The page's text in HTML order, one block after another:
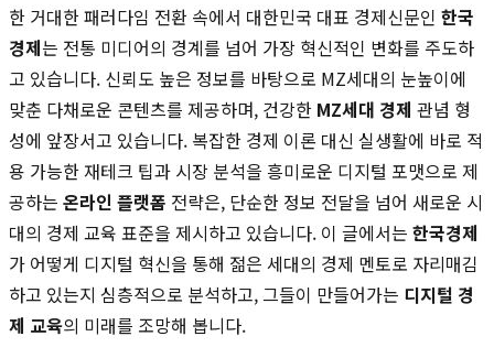
한 거대한 패러다임 전환 속에서 대한민국 대표 경제신문인 한국
경제는 전통 미디어의 경계를 넘어 가장 혁신적인 변화를 주도하
고 있습니다. 신뢰도 높은 정보를 바탕으로 MZ세대의 눈높이에
맞춘 다채로운 콘텐츠를 제공하며, 건강한 MZ세대 경제 관념 형
성에 앞장서고 있습니다. 복잡한 경제 이론 대신 실생활에 바로 적
용 가능한 재테크 팁과 시장 분석을 흥미로운 디지털 포맷으로 제
공하는 온라인 플랫폼 전략은, 단순한 정보 전달을 넘어 새로운 시
대의 경제 교육 표준을 제시하고 있습니다. 이 글에서는 한국경제
가 어떻게 디지털 혁신을 통해 젊은 세대의 경제 멘토로 자리매김
하고 있는지 심층적으로 분석하고, 그들이 만들어가는 디지털 경
제 교육의 미래를 조망해 봅니다.